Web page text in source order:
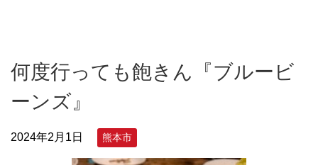
何度行っても飽きん『ブルービ
ーンズ』
2024年2月1日 熊本市